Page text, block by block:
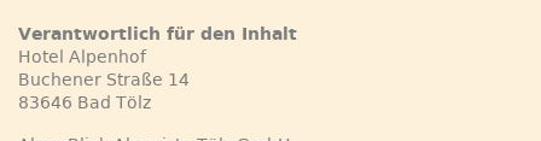
Verantwortlich für den Inhalt
Hotel Alpenhof
Buchener Straße 14
83646 Bad Tölz